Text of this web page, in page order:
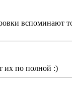
вспоминают
их по полной :)